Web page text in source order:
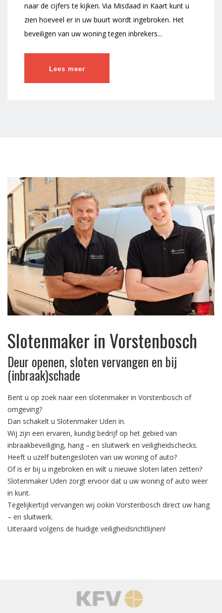
naar de cijfers te kijken. Via Misdaad in Kaart kunt u
zien hoeveel er in uw buurt wordt ingebroken. Het
beveiligen van uw woning tegen inbrekers...
Lees meer
Slotenmaker in Vorstenbosch
Deur openen, sloten vervangen en bij
(inbraak)schade
Bent u op zoek naar een slotenmaker in Vorstenbosch of
omgeving?
Dan schakelt u Slotenmaker Uden in.
Wij zijn een ervaren, kundig bedrijf op het gebied van
inbraakbeveiliging, hang – en sluitwerk en veiligheidschecks.
Heeft u uzelf buitengesloten van uw woning of auto?
Of is er bij u ingebroken en wilt u nieuwe sloten laten zetten?
Slotenmaker Uden zorgt ervoor dat u uw woning of auto weer
in kunt.
Tegelijkertijd vervangen wij ookin Vorstenbosch direct uw hang
– en sluitwerk.
Uiteraard volgens de huidige veiligheidsrichtlijnen!